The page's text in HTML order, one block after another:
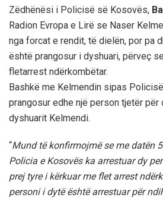
Zëdhënësi i Policisë së Kosovës,
Radion Evropa e Lirë se Naser
nga forcat e rendit, të dielën, por pa
është prangosur i dyshuari, përveç
fletarrest ndërkombëtar.
Bashkë me Kelmendin sipas
prangosur edhe një person tjetër për
dyshuarit Kelmendi.
“Mund të konfirmojmë se me datën
Policia e Kosovës ka arrestuar dy
prej tyre i kërkuar me flet arrest
personi i dytë është arrestuar për